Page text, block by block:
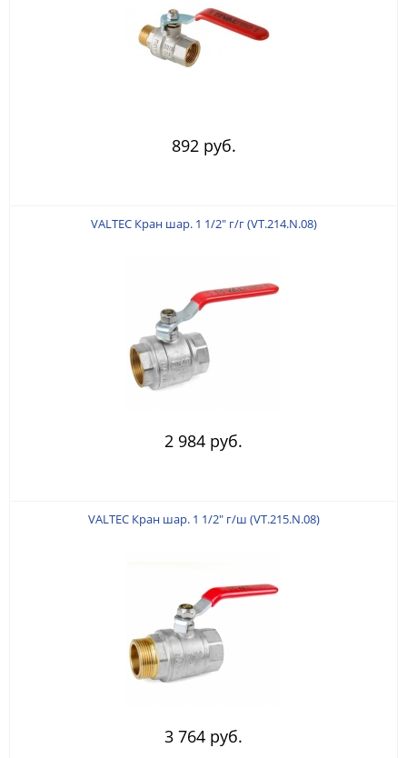
892 руб.
VALTEC Кран шар. 1 1/2" г/г (VT.214.N.08)
2 984 руб.
VALTEC Кран шар. 1 1/2" г/ш (VT.215.N.08)
3 764 руб.